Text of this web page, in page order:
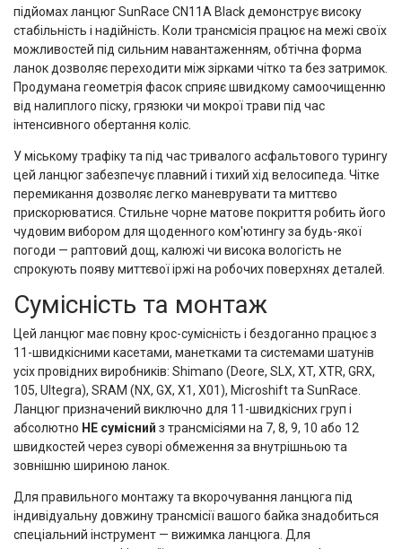
підйомах ланцюг SunRace CN11A Black демонструє високу
стабільність і надійність. Коли трансмісія працює на межі своїх
можливостей під сильним навантаженням, обтічна форма
ланок дозволяє переходити між зірками чітко та без затримок.
Продумана геометрія фасок сприяє швидкому самоочищенню
від налиплого піску, грязюки чи мокрої трави під час
інтенсивного обертання коліс.
У міському трафіку та під час тривалого асфальтового турингу
цей ланцюг забезпечує плавний і тихий хід велосипеда. Чітке
перемикання дозволяє легко маневрувати та миттєво
прискорюватися. Стильне чорне матове покриття робить його
чудовим вибором для щоденного ком'ютингу за будь-якої
погоди — раптовий дощ, калюжі чи висока вологість не
спрокують появу миттєвої іржі на робочих поверхнях деталей.
Сумісність та монтаж
Цей ланцюг має повну крос-сумісність і бездоганно працює з
11-швидкісними касетами, манетками та системами шатунів
усіх провідних виробників: Shimano (Deore, SLX, XT, XTR, GRX,
105, Ultegra), SRAM (NX, GX, X1, X01), Microshift та SunRace.
Ланцюг призначений виключно для 11-швидкісних груп і
абсолютно НЕ сумісний з трансмісіями на 7, 8, 9, 10 або 12
швидкостей через суворі обмеження за внутрішньою та
зовнішню шириною ланок.
Для правильного монтажу та вкорочування ланцюга під
індивідуальну довжину трансмісії вашого байка знадобиться
спеціальний інструмент — вижимка ланцюга. Для